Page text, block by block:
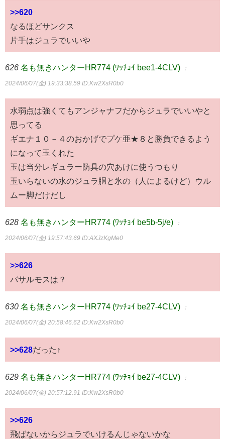
>>620
なるほどサンクス
片手はジュラでいいや
626 名も無きハンターHR774 (ﾜｯﾁｮｲ bee1-4CLV) ：
2024/06/07(金) 19:33:38.59 ID:Kw2XsR0b0
水弱点は強くてもアンジャナフだからジュラでいいやと
思ってる
ギエナ１０－４のおかげでプケ亜★８と勝負できるよう
になって玉くれた
玉は当分レギュラー防具の穴あけに使うつもり
玉いらないの水のジュラ胴と氷の（人によるけど）ウル
ムー脚だけだし
628 名も無きハンターHR774 (ﾜｯﾁｮｲ be5b-5j/e) ：
2024/06/07(金) 19:57:43.69 ID:AXJzKgMe0
>>626
バサルモスは？
630 名も無きハンターHR774 (ﾜｯﾁｮｲ be27-4CLV) ：
2024/06/07(金) 20:58:46.62 ID:Kw2XsR0b0
>>628だった↑
629 名も無きハンターHR774 (ﾜｯﾁｮｲ be27-4CLV) ：
2024/06/07(金) 20:57:12.91 ID:Kw2XsR0b0
>>626
飛ばないからジュラでいけるんじゃないかな